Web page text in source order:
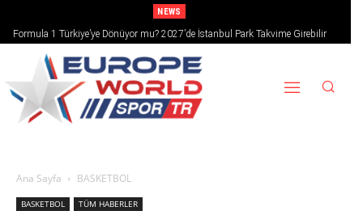
NEWS
Formula 1 Türkiye’ye Dönüyor mu? 2027’de İstanbul Park Takvime Girebilir
Ana Sayfa BASKETBOL
BASKETBOL TÜM HABERLER